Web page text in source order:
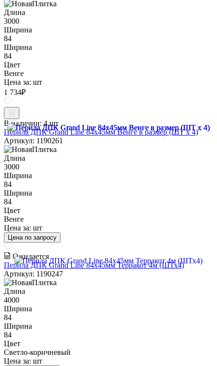
Длина
3000
Ширина
84
Ширина
84
Цвет
Венге
Цена за: шт
1 734₽
В наличии: 4 шт
Перила ДПК Grand Line 84х45мм Венге в размер (ШТ х 4)
Артикул: 1190261
Длина
3000
Ширина
84
Ширина
84
Цвет
Венге
Цена за: шт
Цена по запросу
Ожидается
Перила ДПК Grand Line 84х45мм Терракот 4м (ШТх4)
Артикул: 1190247
Длина
4000
Ширина
84
Ширина
84
Цвет
Светло-коричневый
Цена за: шт